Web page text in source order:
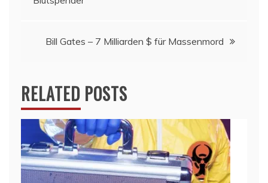
Bill Gates – 7 Milliarden $ für Massenmord
RELATED POSTS